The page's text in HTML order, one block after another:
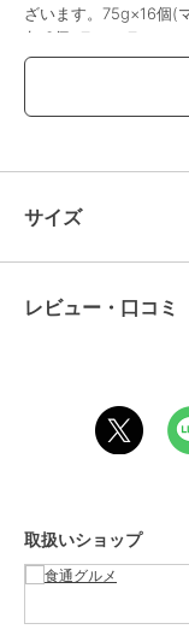
ざいます。75g×16個(
各 3個､ラ・フランス
ルです。画像に記載の
この商品は、不良品のみ
ショップ
カラー
サイズ
レビュー・口コミ
取扱いショップ